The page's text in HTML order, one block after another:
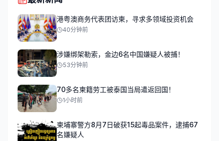
港粤澳商务代表团访柬，寻求多领域投资机会
40分钟前
涉嫌绑架勒索，金边6名中国嫌疑人被捕！
53分钟前
70多名柬籍劳工被泰国当局遣返回国！
1小时前
柬埔寨警方8月7日破获15起毒品案件，逮捕67
名嫌疑人